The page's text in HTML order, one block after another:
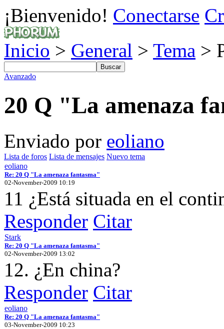
¡Bienvenido! Conectarse
Inicio > General > Tema >
Avanzado
20 Q "La amenaza
Enviado por eoliano
Lista de foros Lista de mensajes Nuevo tema
eoliano
Re: 20 Q "La amenaza fantasma"
02-November-2009 10:19
11 ¿Está situada en el
Responder Citar
Stark
Re: 20 Q "La amenaza fantasma"
02-November-2009 13:02
12. ¿En china?
Responder Citar
eoliano
Re: 20 Q "La amenaza fantasma"
03-November-2009 10:23